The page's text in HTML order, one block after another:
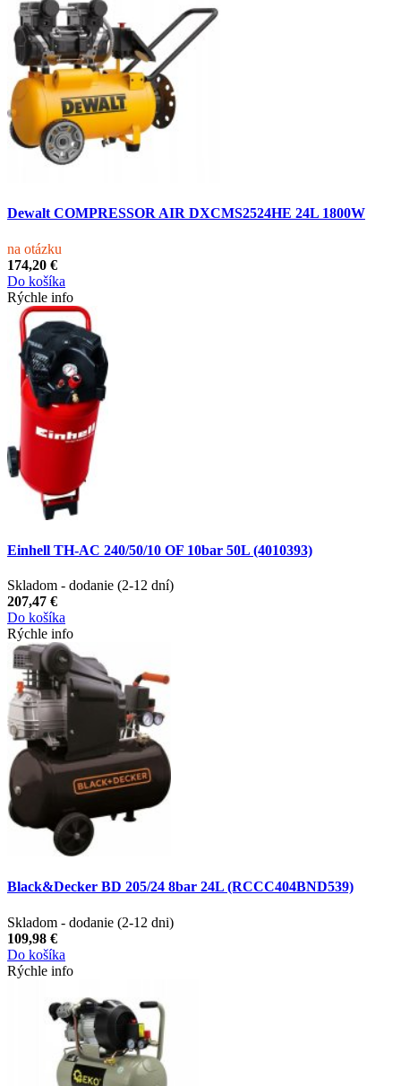
Dewalt COMPRESSOR AIR DXCMS2524HE 24L 1800W
na otázku
174,20 €
Do košíka
Rýchle info
Einhell TH-AC 240/50/10 OF 10bar 50L (4010393)
Skladom - dodanie (2-12 dní)
207,47 €
Do košíka
Rýchle info
Black&Decker BD 205/24 8bar 24L (RCCC404BND539)
Skladom - dodanie (2-12 dni)
109,98 €
Do košíka
Rýchle info